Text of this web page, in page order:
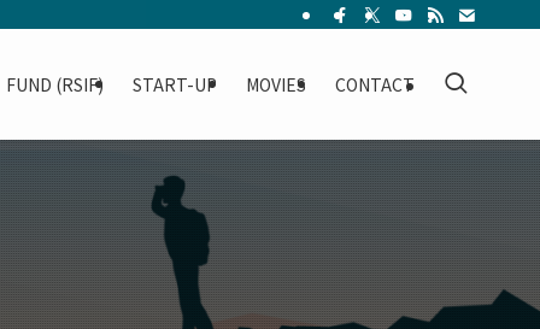
FUND (RSIF) START-UP MOVIES CONTACT